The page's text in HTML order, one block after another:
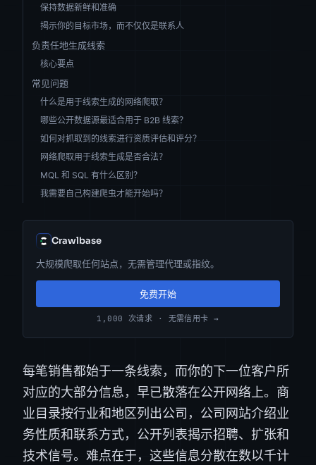
保持数据新鲜和准确
揭示你的目标市场，而不仅仅是联系人
负责任地生成线索
核心要点
常见问题
什么是用于线索生成的网络爬取？
哪些公开数据源最适合用于 B2B 线索？
如何对抓取到的线索进行资质评估和评分？
网络爬取用于线索生成是否合法？
MQL 和 SQL 有什么区别？
我需要自己构建爬虫才能开始吗？
Crawlbase
大规模爬取任何站点，无需管理代理或指纹。
免费开始
1,000 次请求 · 无需信用卡 →
每笔销售都始于一条线索，而你的下一位客户所
对应的大部分信息，早已散落在公开网络上。商
业目录按行业和地区列出公司，公司网站介绍业
务性质和联系方式，公开列表揭示招聘、扩张和
技术信号。难点在于，这些信息分散在数以千计